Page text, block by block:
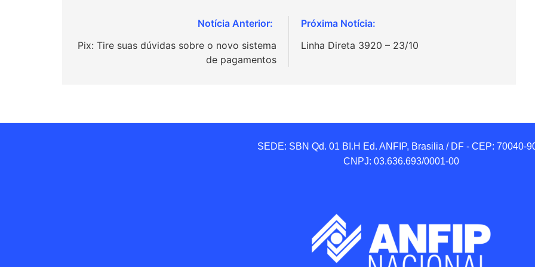
de
Pix: Tire suas dúvidas sobre o novo sistema
de pagamentos
Linha Direta 3920 – 23/10
SEDE: SBN Qd. 01 BI.H Ed. ANFIP, Brasilia / DF - CEP: 70040-
CNPJ: 03.636.693/0001-00